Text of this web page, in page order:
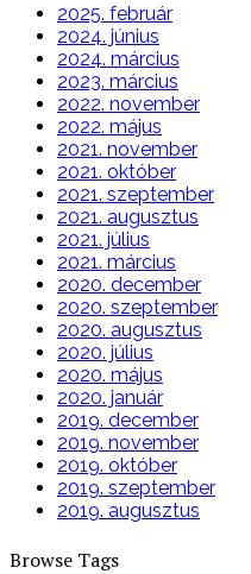
2025. február
2024. június
2024. március
2023. március
2022. november
2022. május
2021. november
2021. október
2021. szeptember
2021. augusztus
2021. július
2021. március
2020. december
2020. szeptember
2020. augusztus
2020. július
2020. május
2020. január
2019. december
2019. november
2019. október
2019. szeptember
2019. augusztus
Browse Tags